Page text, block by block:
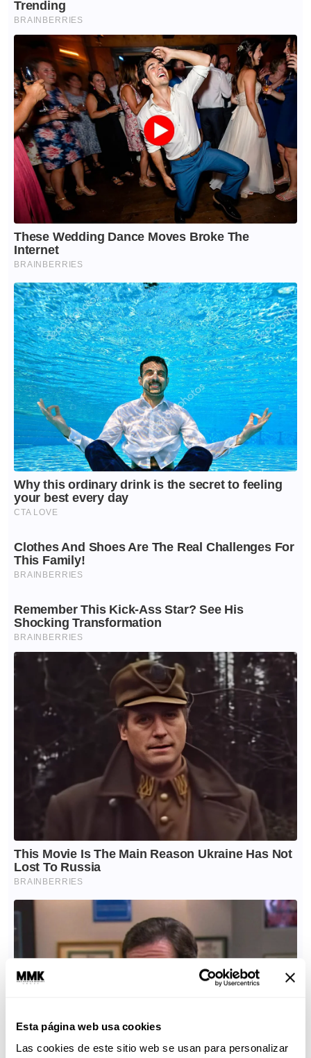
Esta página web usa cookies
Las cookies de este sitio web se usan para personalizar